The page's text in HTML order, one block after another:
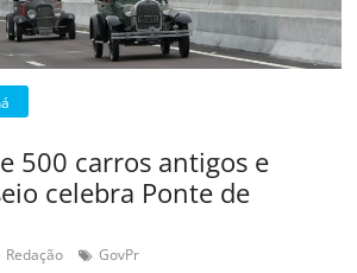
500 carros antigos e
celebra Ponte de
Redação GovPr